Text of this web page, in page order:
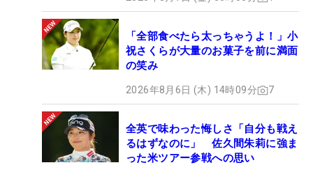
「全部食べたら太っちゃうよ！」小
祝さくらが大量のお菓子を前に満面
の笑み
2026年8月6日 (木) 14時09分 7
全英で味わった悔しさ「自分も戦え
るはずなのに」 佐久間朱莉に強ま
った米ツアー参戦への思い